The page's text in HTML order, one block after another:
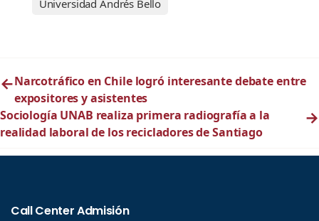
Universidad Andrés Bello
←Narcotráfico en Chile logró interesante debate entre
expositores y asistentes
Sociología UNAB realiza primera radiografía a la
realidad laboral de los recicladores de Santiago
→